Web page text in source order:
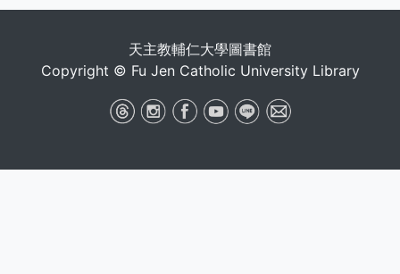
天主教輔仁大學圖書館
Copyright © Fu Jen Catholic University Library